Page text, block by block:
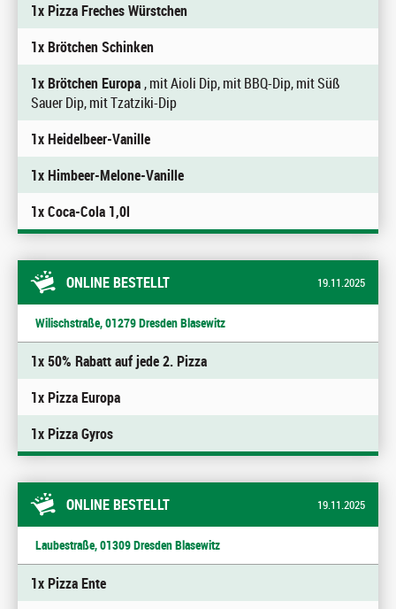
1x Pizza Freches Würstchen
1x Brötchen Schinken
1x Brötchen Europa, mit Aioli Dip, mit BBQ-Dip, mit Süß
Sauer Dip, mit Tzatziki-Dip
1x Heidelbeer-Vanille
1x Himbeer-Melone-Vanille
1x Coca-Cola 1,0l
ONLINE BESTELLT 19.11.2025
Wilischstraße, 01279 Dresden Blasewitz
1x 50% Rabatt auf jede 2. Pizza
1x Pizza Europa
1x Pizza Gyros
ONLINE BESTELLT 19.11.2025
Laubestraße, 01309 Dresden Blasewitz
1x Pizza Ente